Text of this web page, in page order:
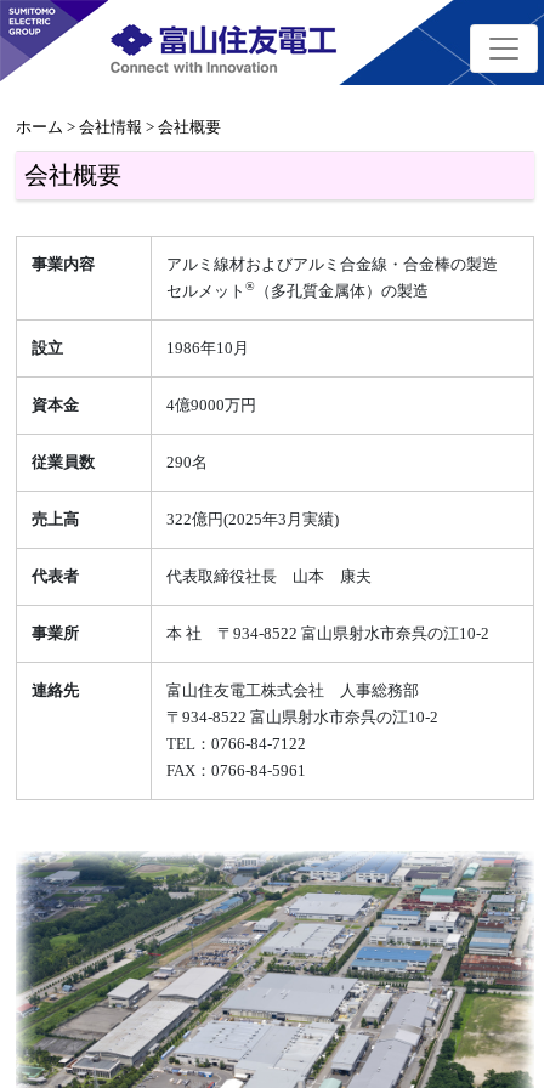
ホーム > 会社情報 > 会社概要
会社概要
事業内容
アルミ線材およびアルミ合金線・合金棒の製造
セルメット ® （多孔質金属体）の製造
設立 1986年10月
資本金 4億9000万円
従業員数 290名
売上高 322億円(2025年3月実績)
代表者 代表取締役社長 山本 康夫
事業所 本 社 〒934-8522 富山県射水市奈呉の江10-2
連絡先
富山住友電工株式会社 人事総務部
〒934-8522 富山県射水市奈呉の江10-2
TEL：0766-84-7122
FAX：0766-84-5961